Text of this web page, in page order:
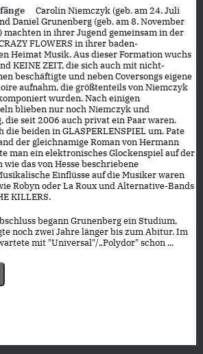
Carolin Niemczyk (geb. am 24. Juli
Daniel Grunenberg (geb. am 8. November
machten in ihrer Jugend gemeinsam in der
FLOWERS in ihrer baden-
Heimat Musik. Aus dieser Formation wuchs
KEINE ZEIT, die sich auch mit nicht-
beschäftigte und neben Coversongs eigene
aufnahm, die größtenteils von Niemczyk
wurden. Nach einigen
blieben nur noch Niemczyk und
die seit 2006 auch privat ein Paar waren.
beiden in GLASPERLENSPIEL um. Pate
der gleichnamige Roman von Hermann
man ein elektronisches Glockenspiel auf der
wie das von Hesse beschriebene
Einflüsse auf die Musiker waren
Robyn oder La Roux und Alternative-Bands
KILLERS.
begann Grunenberg ein Studium,
noch zwei Jahre länger bis zum Abitur. Im
mit "Universal"/„Polydor" schon ...